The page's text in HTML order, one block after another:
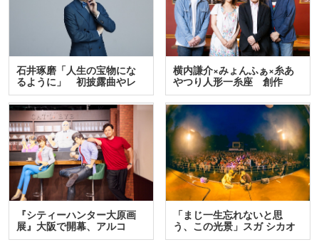
石井琢磨「人生の宝物にな
るように」 初披露曲やレ
ア…
横内謙介×みょんふぁ×糸あ
やつり人形一糸座 創作
人…
『シティーハンター大原画
展』大阪で開幕、アルコ
＆…
「まじ一生忘れないと思
う、この光景」スガ シカオ
と…